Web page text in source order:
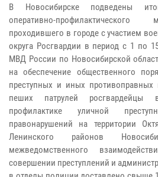
В Новосибирске подведены
оперативно-профилактического
проходившего в городе с участием
округа Росгвардии в период с 1 по
МВД России по Новосибирской
на обеспечение общественного
преступных и иных противоправных
пеших патрулей росгвардейцы
профилактике уличной
правонарушений на территории
Ленинского районов
межведомственного
совершении преступлений и